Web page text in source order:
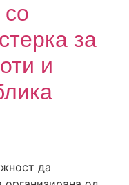
за
и
да